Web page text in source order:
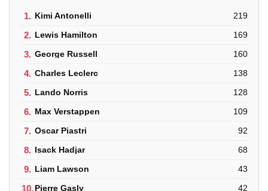
1. Kimi Antonelli 219
2. Lewis Hamilton 169
3. George Russell 160
4. Charles Leclerc 138
5. Lando Norris 128
6. Max Verstappen 109
7. Oscar Piastri 92
8. Isack Hadjar 68
9. Liam Lawson 43
10.Pierre Gasly 42